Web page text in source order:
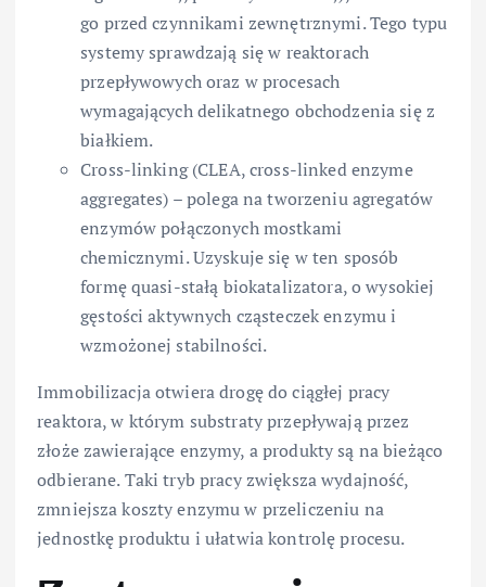
go przed czynnikami zewnętrznymi. Tego typu
systemy sprawdzają się w reaktorach
przepływowych oraz w procesach
wymagających delikatnego obchodzenia się z
białkiem.
Cross-linking (CLEA, cross-linked enzyme
aggregates) – polega na tworzeniu agregatów
enzymów połączonych mostkami
chemicznymi. Uzyskuje się w ten sposób
formę quasi-stałą biokatalizatora, o wysokiej
gęstości aktywnych cząsteczek enzymu i
wzmożonej stabilności.
Immobilizacja otwiera drogę do ciągłej pracy
reaktora, w którym substraty przepływają przez
złoże zawierające enzymy, a produkty są na bieżąco
odbierane. Taki tryb pracy zwiększa wydajność,
zmniejsza koszty enzymu w przeliczeniu na
jednostkę produktu i ułatwia kontrolę procesu.